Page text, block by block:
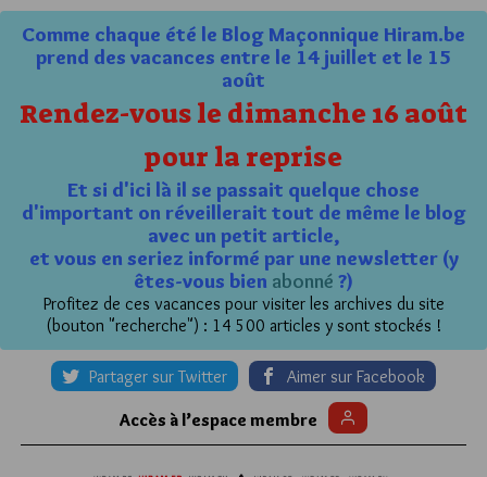
Comme chaque été le Blog Maçonnique Hiram.be
prend des vacances entre le 14 juillet et le 15
août
Rendez-vous le dimanche 16 août
pour la reprise
Et si d'ici là il se passait quelque chose
d'important on réveillerait tout de même le blog
avec un petit article,
et vous en seriez informé par une newsletter (y
êtes-vous bien abonné ?)
Profitez de ces vacances pour visiter les archives du site
(bouton "recherche") : 14 500 articles y sont stockés !
Partager sur Twitter Aimer sur Facebook
Accès à l’espace membre